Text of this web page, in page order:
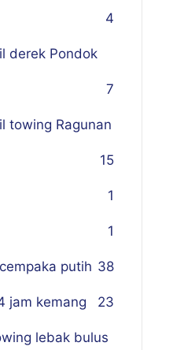
4
derek Pondok
7
towing Ragunan
5
1
1
1
putih 38
jam kemang 23
lebak bulus